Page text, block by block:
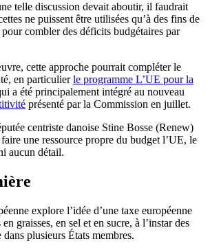
telle discussion devait aboutir, il faudrait
ne puissent être utilisées qu’à des fins de
combler des déficits budgétaires par
cette approche pourrait compléter le
en particulierle programme L’UE pour la
a été principalement intégré au nouveau
présenté par la Commission en juillet.
centriste danoise Stine Bosse (Renew)
une ressource propre du budget l’UE, le
aucun détail.
explore l’idée d’une taxe européenne
graisses, en sel et en sucre, à l’instar des
dans plusieurs États membres.